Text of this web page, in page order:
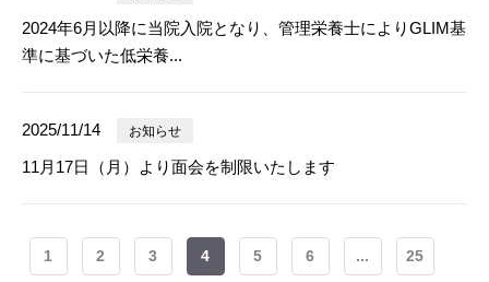
2024年6月以降に当院入院となり、管理栄養士によりGLIM基
準に基づいた低栄養...
2025/11/14 お知らせ
11月17日（月）より面会を制限いたします
1 2 3 4 5 6 ... 25